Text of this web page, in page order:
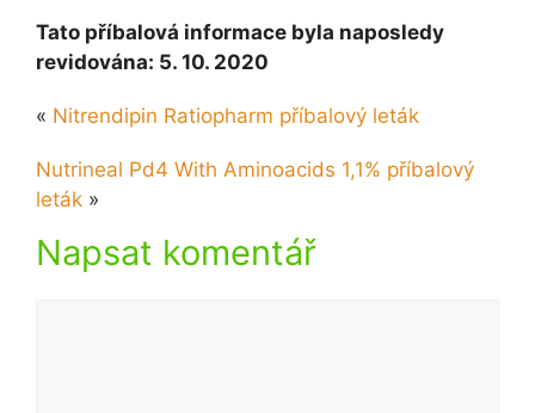
Tato příbalová informace byla naposledy
revidována: 5. 10. 2020
« Nitrendipin Ratiopharm příbalový leták
Nutrineal Pd4 With Aminoacids 1,1% příbalový
leták »
Napsat komentář